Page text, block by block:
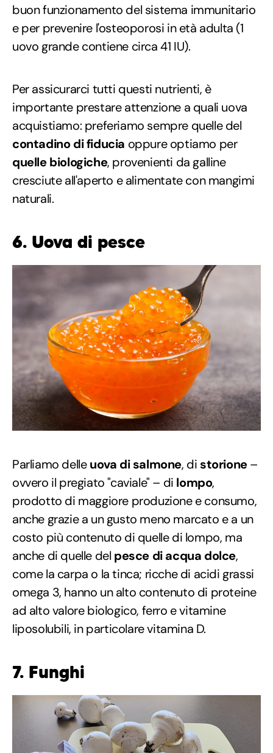
buon funzionamento del sistema immunitario
e per prevenire l'osteoporosi in età adulta (1
uovo grande contiene circa 41 IU).
Per assicurarci tutti questi nutrienti, è
importante prestare attenzione a quali uova
acquistiamo: preferiamo sempre quelle del
contadino di fiducia oppure optiamo per
quelle biologiche, provenienti da galline
cresciute all'aperto e alimentate con mangimi
naturali.
6. Uova di pesce
Parliamo delleuova di salmone, di storione–
ovvero il pregiato "caviale" – di lompo,
prodotto di maggiore produzione e consumo,
anche grazie a un gusto meno marcato e a un
costo più contenuto di quelle di lompo, ma
anche di quelle del pesce di acqua dolce,
come la carpa o la tinca; ricche di acidi grassi
omega 3, hanno un alto contenuto di proteine
ad alto valore biologico, ferro e vitamine
liposolubili, in particolare vitamina D.
7. Funghi